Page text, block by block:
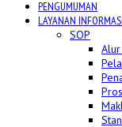
PENGUMUMAN
LAYANAN INFORMASI
SOP